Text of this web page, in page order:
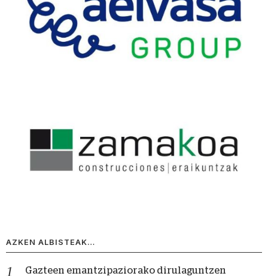
AZKEN ALBISTEAK…
Gazteen emantzipaziorako dirulaguntzen